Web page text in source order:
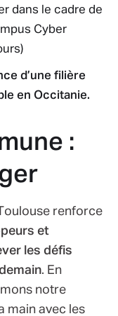
dans le cadre de
Cyber
d’une filière
en Occitanie.
:
renforce
et
les défis
. En
notre
main avec les